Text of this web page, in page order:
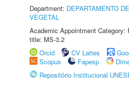
Department: DEPARTAMENTO
VEGETAL
Academic Appointment Category:
title: MS-3.2
Orcid
CV Lattes
Scopus
Fapesp
Repositório Institucional